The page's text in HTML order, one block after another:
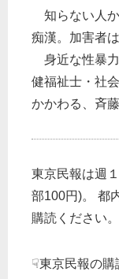
知らない人か
痴漢。加害者
身近な性暴
健福祉士・社
かかわる、斉
東京民報は週
部100円)。 都
購読ください。
☟東京民報の購